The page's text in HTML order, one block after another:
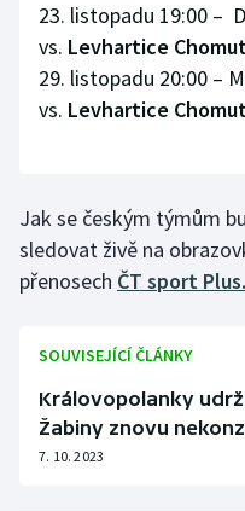
23. listopadu 19:00 –
vs. Levhartice
29. listopadu 20:00 –
vs. Levhartice
Jak se českým týmům
sledovat živě na
přenosech ČT sport Plus.
SOUVISEJÍCÍ ČLÁNKY
Královopolanky
Žabiny znovu
7. 10. 2023